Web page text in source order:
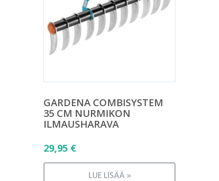
GARDENA COMBISYSTEM
35 CM NURMIKON
ILMAUSHARAVA
29,95 €
LUE LISÄÄ »